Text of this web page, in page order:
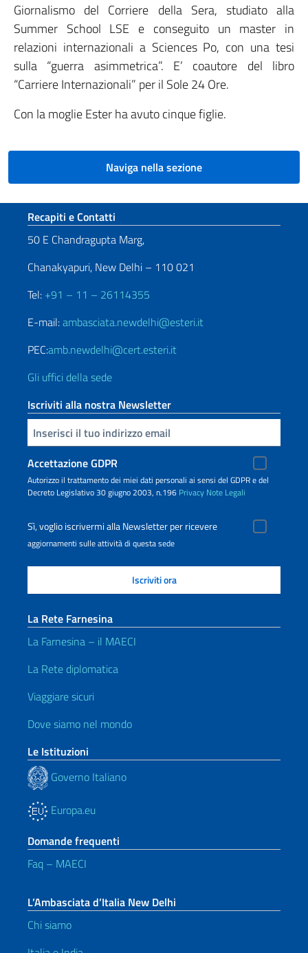
Giornalismo del Corriere della Sera, studiato alla
Summer School LSE e conseguito un master in
relazioni internazionali a Sciences Po, con una tesi
sulla “guerra asimmetrica”. E’ coautore del libro
“Carriere Internazionali” per il Sole 24 Ore.
Con la moglie Ester ha avuto cinque figlie.
Naviga nella sezione
Sezione footer
Recapiti e Contatti
50 E Chandragupta Marg,
Chanakyapuri, New Delhi – 110 021
Tel: +91 – 11 – 26114355
E-mail:ambasciata.newdelhi@esteri.it
PEC:amb.newdelhi@cert.esteri.it
Gli uffici della sede
Iscriviti alla nostra Newsletter
Inserisci la tua email
Accettazione GDPR
Autorizzo il trattamento dei miei dati personali ai sensi del GDPR e del
Decreto Legislativo 30 giugno 2003, n.196 Privacy Note Legali
Sì, voglio iscrivermi alla Newsletter per ricevere
aggiornamenti sulle attività di questa sede
La Rete Farnesina
La Farnesina – il MAECI
La Rete diplomatica
Viaggiare sicuri
Dove siamo nel mondo
Le Istituzioni
Governo Italiano
Europa.eu
Domande frequenti
Faq – MAECI
L’Ambasciata d’Italia New Delhi
Chi siamo